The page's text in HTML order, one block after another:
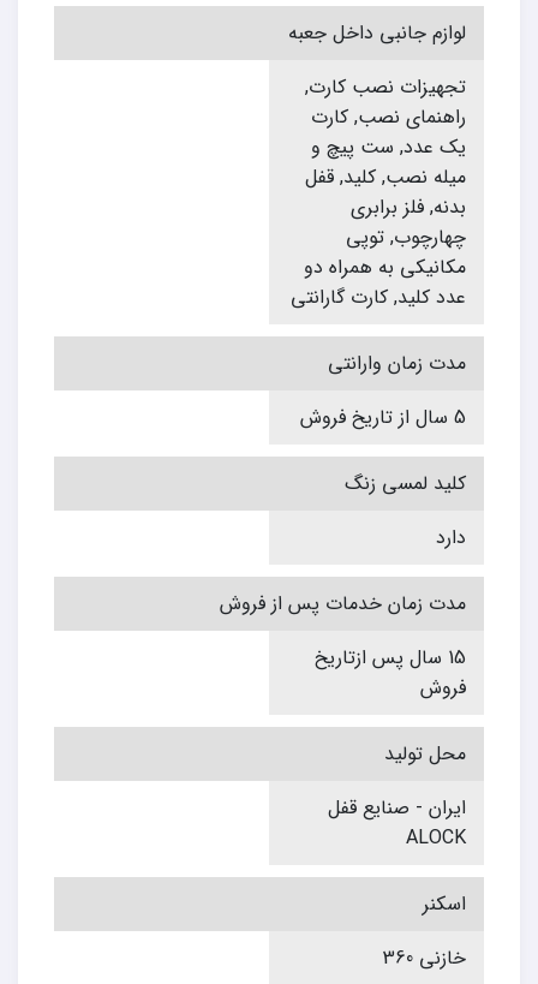
لوازم جانبی داخل جعبه
تجهیزات نصب کارت,
راهنمای نصب, کارت
یک عدد, ست پیچ و
میله نصب, کلید, قفل
بدنه, فلز برابری
چهارچوب, توپی
مکانیکی به همراه دو
عدد کلید, کارت گارانتی
مدت زمان وارانتی
5 سال از تاریخ فروش
کلید لمسی زنگ
دارد
مدت زمان خدمات پس از فروش
15 سال پس ازتاریخ
فروش
محل تولید
ایران - صنایع قفل
ALOCK
اسکنر
خازنی 360